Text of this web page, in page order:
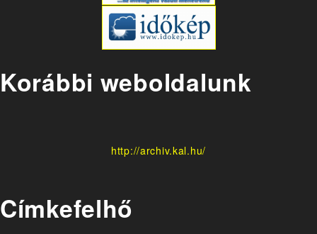
Korábbi weboldalunk
http://archiv.kal.hu/
Címkefelhő